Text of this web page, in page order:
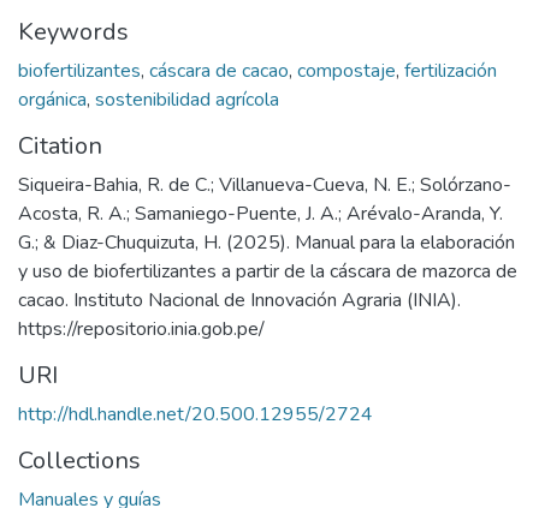
Keywords
biofertilizantes, cáscara de cacao, compostaje, fertilización
orgánica, sostenibilidad agrícola
Citation
Siqueira-Bahia, R. de C.; Villanueva-Cueva, N. E.; Solórzano-
Acosta, R. A.; Samaniego-Puente, J. A.; Arévalo-Aranda, Y.
G.; & Diaz-Chuquizuta, H. (2025). Manual para la elaboración
y uso de biofertilizantes a partir de la cáscara de mazorca de
cacao. Instituto Nacional de Innovación Agraria (INIA).
https://repositorio.inia.gob.pe/
URI
http://hdl.handle.net/20.500.12955/2724
Collections
Manuales y guías